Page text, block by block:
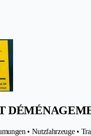
• Nutzfahrzeuge •